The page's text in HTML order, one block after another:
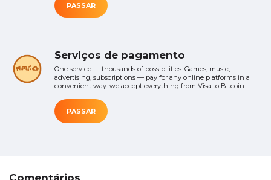
PASSAR
Serviços de pagamento
One service — thousands of possibilities. Games, music,
advertising, subscriptions — pay for any online platforms in a
convenient way: we accept everything from Visa to Bitcoin.
PASSAR